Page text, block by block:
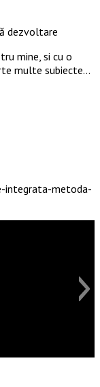
dezvoltare
mine, si cu o
multe subiecte…
integrata-metoda-